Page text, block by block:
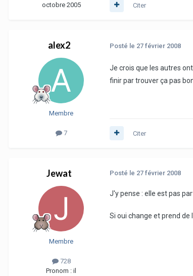
octobre 2005
Citer
alex2
Membre
7
Posté le 27 février 2008
Je crois que les autres
finir par trouver ça pas
Citer
Jewat
Membre
728
Pronom : il
Posté le 27 février 2008
J'y pense : elle est pas
Si oui change et prend